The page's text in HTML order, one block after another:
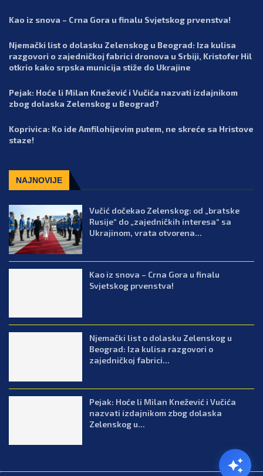
Kao iz snova – Crna Gora u finalu Svjetskog prvenstva!
Njemački list o dolasku Zelenskog u Beograd: Iza kulisa
razgovori o zajedničkoj fabrici dronova u Srbiji, Kristofer Hil
otkrio kako srpska municija stiže do Ukrajine
Pejak: Hoće li Milan Knežević i Vučića nazvati izdajnikom
zbog dolaska Zelenskog u Beograd?
Koprivica: Ko ide Amfilohijevim putem, ne skreće sa Hristove
staze!
NAJNOVIJE
Vučić dočekao Zelenskog: od „bratske
Rusije“ do „zajedničkih interesa“ sa
Ukrajinom, vrata otvorena...
Kao iz snova – Crna Gora u finalu
Svjetskog prvenstva!
Njemački list o dolasku Zelenskog u
Beograd: Iza kulisa razgovori o
zajedničkoj fabrici...
Pejak: Hoće li Milan Knežević i Vučića
nazvati izdajnikom zbog dolaska
Zelenskog u...